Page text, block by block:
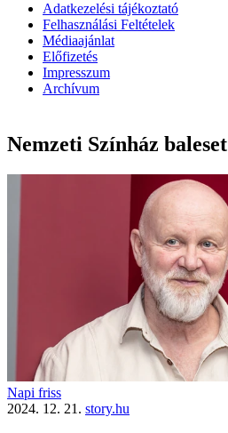
Adatkezelési tájékoztató
Felhasználási Feltételek
Médiaajánlat
Előfizetés
Impresszum
Archívum
Nemzeti Színház baleset
Napi friss
2024. 12. 21. story.hu